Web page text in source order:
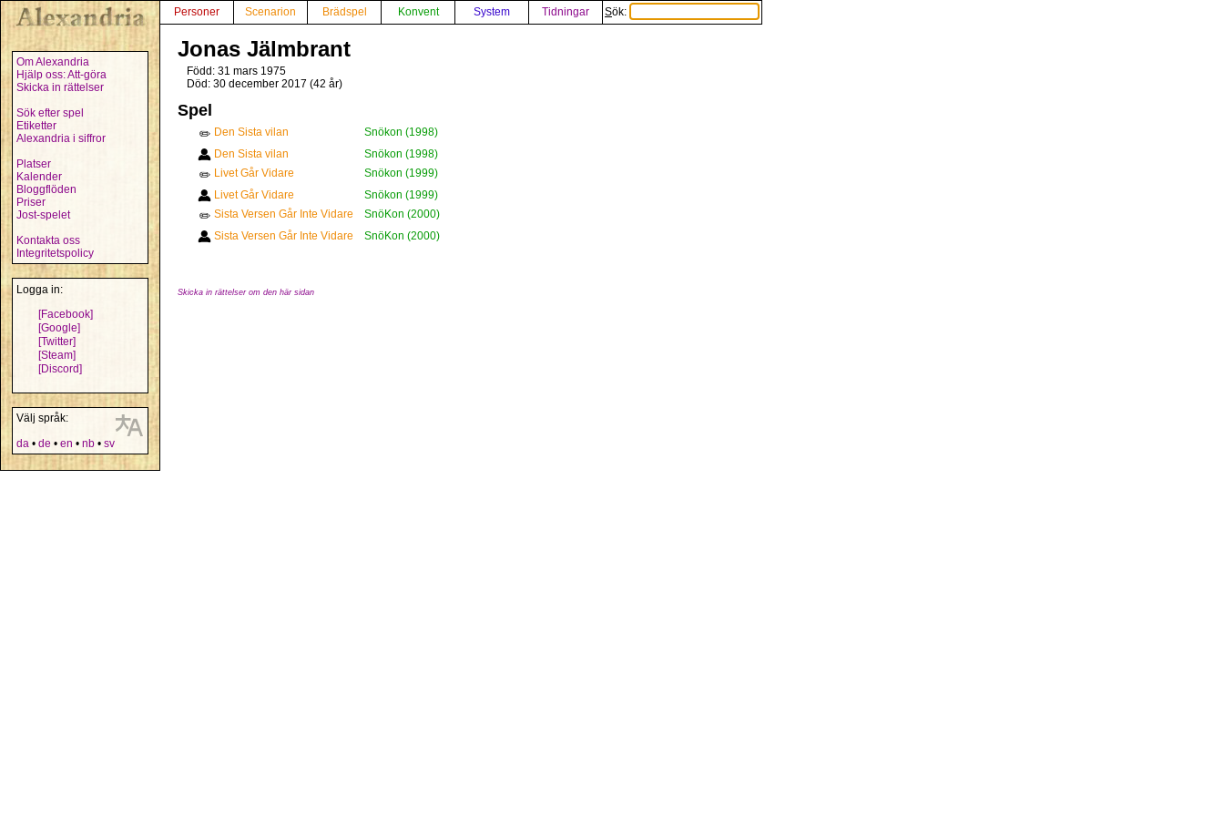
Om Alexandria
Hjälp oss: Att-göra
Skicka in rättelser
Sök efter spel
Etiketter
Alexandria i siffror
Platser
Kalender
Bloggflöden
Priser
Jost-spelet
Kontakta oss
Integritetspolicy
Logga in:
[Facebook]
[Google]
[Twitter]
[Steam]
[Discord]
Välj språk:
da • de • en • nb • sv
Personer Scenarion Brädspel Konvent System Tidningar Sök:
Jonas Jälmbrant
Född: 31 mars 1975
Död: 30 december 2017 (42 år)
Spel
✏️ Den Sista vilan
Snökon (1998)
Den Sista vilan
Snökon (1998)
✏️ Livet Går Vidare
Snökon (1999)
Livet Går Vidare
Snökon (1999)
✏️ Sista Versen Går Inte Vidare
SnöKon (2000)
Sista Versen Går Inte Vidare
SnöKon (2000)
Skicka in rättelser om den här sidan